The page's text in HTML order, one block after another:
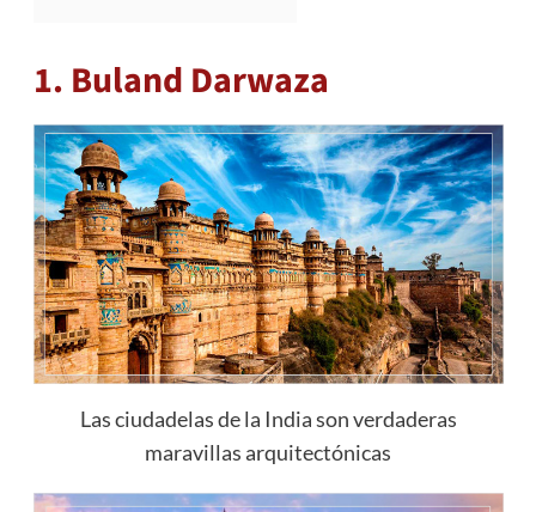
1. Buland Darwaza
Las ciudadelas de la India son verdaderas
maravillas arquitectónicas